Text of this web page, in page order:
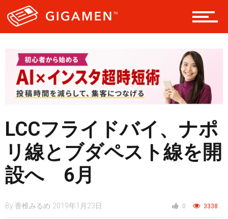
レジャー
ヘルス・健康
スタイル
仮想通貨
LCCフライドバイ、ナポ
リ線とブダペスト線を開
設へ 6月
By 香椎みるめ 2019年1月23日 0 3338